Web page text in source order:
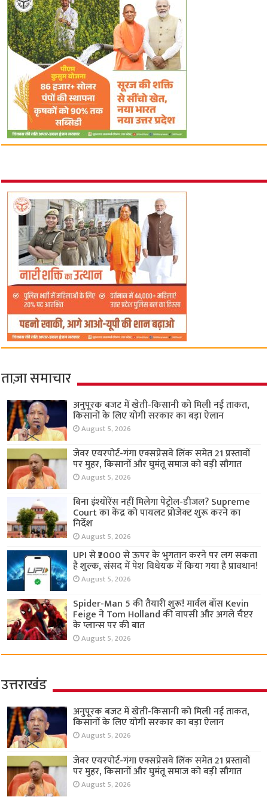
ताज़ा समाचार
अनुपूरक बजट में खेती-किसानी को मिली नई ताकत,
किसानों के लिए योगी सरकार का बड़ा ऐलान
August 5, 2026
जेवर एयरपोर्ट-गंगा एक्सप्रेसवे लिंक समेत 21 प्रस्तावों
पर मुहर, किसानों और घुमंतू समाज को बड़ी सौगात
August 5, 2026
बिना इंश्योरेंस नहीं मिलेगा पेट्रोल-डीजल? Supreme
Court का केंद्र को पायलट प्रोजेक्ट शुरू करने का
निर्देश
August 5, 2026
UPI से ₹2000 से ऊपर के भुगतान करने पर लग सकता
है शुल्क, संसद में पेश विधेयक में किया गया है प्रावधान!
August 5, 2026
Spider-Man 5 की तैयारी शुरू! मार्वल बॉस Kevin
Feige ने Tom Holland की वापसी और अगले चैप्टर
के प्लान्स पर की बात
August 5, 2026
उत्तराखंड
अनुपूरक बजट में खेती-किसानी को मिली नई ताकत,
किसानों के लिए योगी सरकार का बड़ा ऐलान
August 5, 2026
जेवर एयरपोर्ट-गंगा एक्सप्रेसवे लिंक समेत 21 प्रस्तावों
पर मुहर, किसानों और घुमंतू समाज को बड़ी सौगात
August 5, 2026